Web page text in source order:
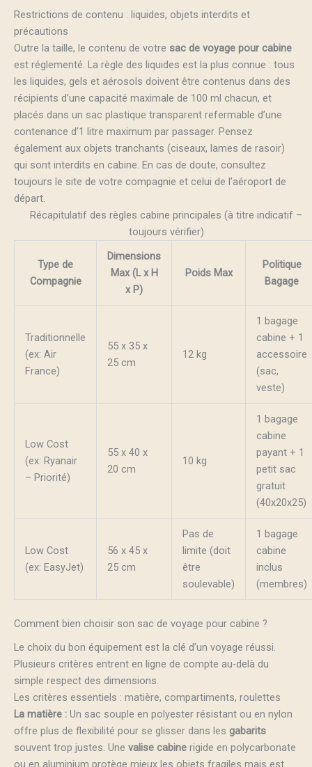
Restrictions de contenu : liquides, objets interdits et
précautions
Outre la taille, le contenu de votre sac de voyage pour cabine
est réglementé. La règle des liquides est la plus connue : tous
les liquides, gels et aérosols doivent être contenus dans des
récipients d’une capacité maximale de 100 ml chacun, et
placés dans un sac plastique transparent refermable d’une
contenance d’1 litre maximum par passager. Pensez
également aux objets tranchants (ciseaux, lames de rasoir)
qui sont interdits en cabine. En cas de doute, consultez
toujours le site de votre compagnie et celui de l’aéroport de
départ.
Récapitulatif des règles cabine principales (à titre indicatif –
toujours vérifier)
Type de
Compagnie
Dimensions
Max (L x H
x P)
Poids Max
Politique
Bagage
Traditionnelle
(ex: Air
France)
55 x 35 x
25 cm
12 kg
1 bagage
cabine + 1
accessoire
(sac,
veste)
Low Cost
(ex: Ryanair
– Priorité)
55 x 40 x
20 cm
10 kg
1 bagage
cabine
payant + 1
petit sac
gratuit
(40x20x25)
Low Cost
(ex: EasyJet)
56 x 45 x
25 cm
Pas de
limite (doit
être
soulevable)
1 bagage
cabine
inclus
(membres)
Comment bien choisir son sac de voyage pour cabine ?
Le choix du bon équipement est la clé d’un voyage réussi.
Plusieurs critères entrent en ligne de compte au-delà du
simple respect des dimensions.
Les critères essentiels : matière, compartiments, roulettes
La matière : Un sac souple en polyester résistant ou en nylon
offre plus de flexibilité pour se glisser dans les gabarits
souvent trop justes. Une valise cabine rigide en polycarbonate
ou en aluminium protège mieux les objets fragiles mais est